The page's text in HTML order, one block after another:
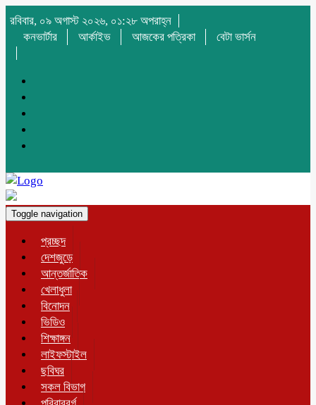
রবিবার, ০৯ অগাস্ট ২০২৬, ০১:২৮ অপরাহ্ন
কনভার্টার
আর্কাইভ আজকের পত্রিকা বেটা ভার্সন
Toggle navigation
প্রচ্ছদ
দেশজুড়ে
আন্তর্জাতিক
খেলাধুলা
বিনোদন
ভিডিও
শিক্ষাঙ্গন
লাইফস্টাইল
ছবিঘর
সকল বিভাগ